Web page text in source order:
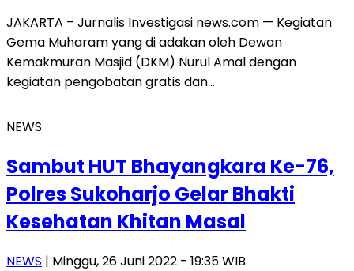
JAKARTA – Jurnalis Investigasi news.com — Kegiatan
Gema Muharam yang di adakan oleh Dewan
Kemakmuran Masjid (DKM) Nurul Amal dengan
kegiatan pengobatan gratis dan…
NEWS
Sambut HUT Bhayangkara Ke-76,
Polres Sukoharjo Gelar Bhakti
Kesehatan Khitan Masal
NEWS | Minggu, 26 Juni 2022 - 19:35 WIB